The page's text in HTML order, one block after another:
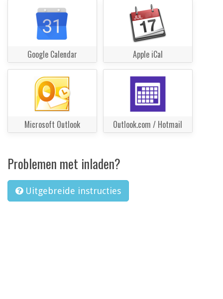
Google Calendar Apple iCal
Microsoft Outlook Outlook.com / Hotmail
Problemen met inladen?
Uitgebreide instructies